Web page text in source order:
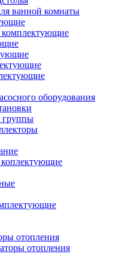
ванной комнаты
оборудования
группы
отопления
отопления